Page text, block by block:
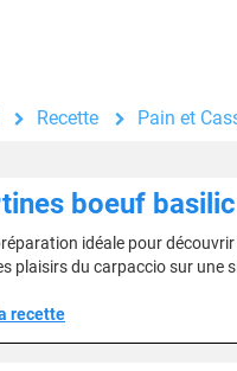
Recette Pain et
boeuf
idéale pour
plaisirs du carpaccio sur une
recette